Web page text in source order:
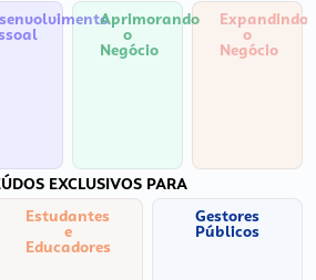
Aprimorando
o
Negócio
Expandindo
o
Negócio
EXCLUSIVOS PARA
Estudantes
e
Educadores
Gestores
Públicos